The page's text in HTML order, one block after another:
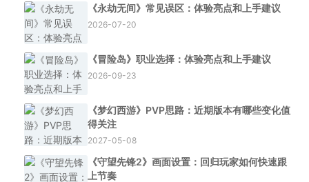
《永劫无间》常见误区：体验亮点和上手建议
2026-07-20
《冒险岛》职业选择：体验亮点和上手建议
2026-09-23
《梦幻西游》PVP思路：近期版本有哪些变化值
得关注
2027-05-08
《守望先锋2》画面设置：回归玩家如何快速跟
上节奏